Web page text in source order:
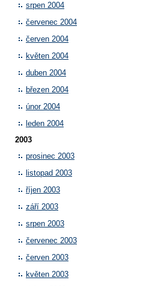
srpen 2004
červenec 2004
červen 2004
květen 2004
duben 2004
březen 2004
únor 2004
leden 2004
2003
prosinec 2003
listopad 2003
říjen 2003
září 2003
srpen 2003
červenec 2003
červen 2003
květen 2003